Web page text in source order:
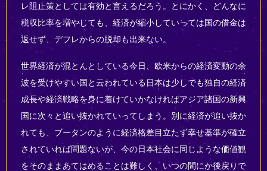
レ阻止策としては有効と言えるだろう。とにかく、どんなに
税収比率を増やしても、経済が縮小していっては国の借金は
返せず、デフレからの脱却も出来ない。
世界経済が混とんとしている今日、欧米からの経済変動の余
波を受けやすい国と云われている日本は少しでも独自の経済
成長や経済戦略を身に着けていかなければアジア諸国の新興
国に次々と追い抜かれていってしまう。別に経済が追い抜か
れても、ブータンのように経済格差目立たず幸せ基準が確立
されていれば問題ないが、今の日本社会に同じような価値観
をそのままあてはめることは難しく、いつの間にか後戻りで